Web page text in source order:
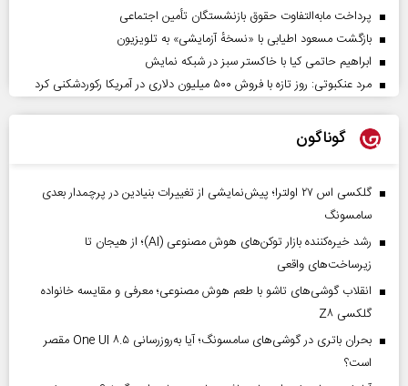
پرداخت مابه‌التفاوت حقوق بازنشستگان تأمین اجتماعی
بازگشت مسعود اطیابی با «نسخهٔ آزمایشی» به تلویزیون
ابراهیم حاتمی کیا با خاکستر سبز در شبکه نمایش
مرد عنکبوتی: روز تازه با فروش ۵۰۰ میلیون دلاری در آمریکا رکوردشکنی کرد
گوناگون
گلکسی اس ۲۷ اولترا؛ پیش‌نمایشی از تغییرات بنیادین در پرچمدار بعدی
سامسونگ
رشد خیره‌کننده بازار توکن‌های هوش مصنوعی (AI)؛ از هیجان تا
زیرساخت‌های واقعی
انقلاب گوشی‌های تاشو‌ با طعم هوش مصنوعی؛ معرفی و مقایسه خانواده
گلکسی Z۸
بحران باتری در گوشی‌های سامسونگ؛ آیا به‌روزرسانی One UI ۸.۵ مقصر
است؟